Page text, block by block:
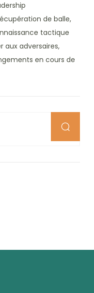
de balle,
tactique
aux adversaires,
en cours de